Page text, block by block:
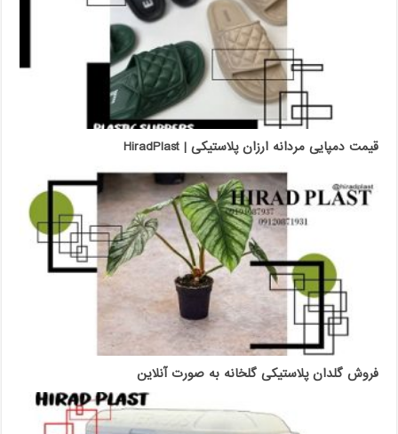
قیمت دمپایی مردانه ارزان پلاستیکی | HiradPlast
فروش گلدان پلاستیکی گلخانه به صورت آنلاین